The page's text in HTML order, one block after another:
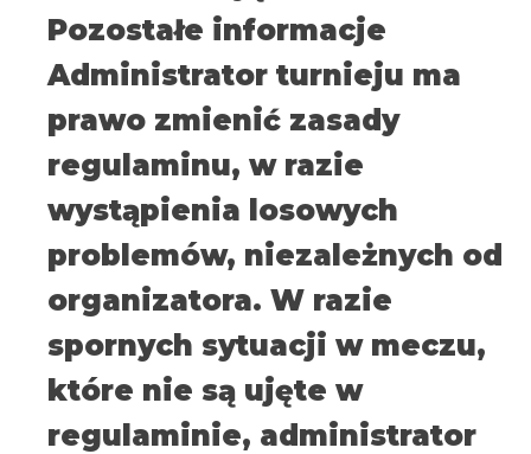
Pozostałe informacje
Administrator turnieju ma
prawo zmienić zasady
regulaminu, w razie
wystąpienia losowych
problemów, niezależnych od
organizatora. W razie
spornych sytuacji w meczu,
które nie są ujęte w
regulaminie, administrator